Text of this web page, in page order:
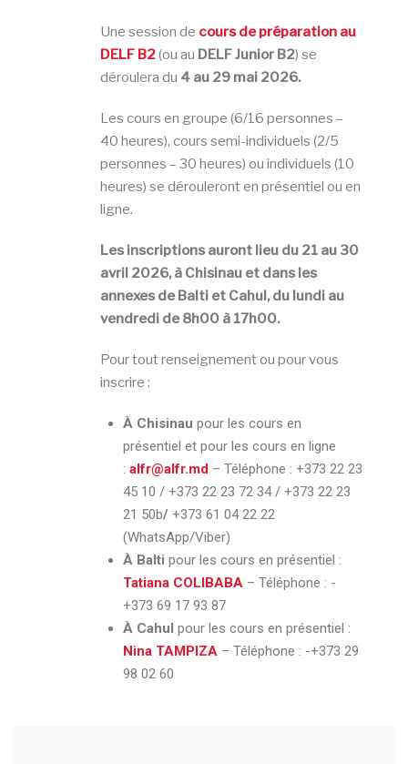
Une session de cours de préparation au
DELF B2(ou au DELF Junior B2) se
déroulera du 4 au 29 mai 2026.
Les cours en groupe (6/16 personnes –
40 heures), cours semi-individuels (2/5
personnes – 30 heures) ou individuels (10
heures) se dérouleront en présentiel ou en
ligne.
Les inscriptions auront lieu du 21 au 30
avril 2026, à Chisinau et dans les
annexes de Balti et Cahul, du lundi au
vendredi de 8h00 à 17h00.
Pour tout renseignement ou pour vous
inscrire :
À Chisinau pour les cours en
présentiel et pour les cours en ligne
: alfr@alfr.md – Téléphone : +373 22 23
45 10 / +373 22 23 72 34 / +373 22 23
21 50b/ +373 61 04 22 22
(WhatsApp/Viber)
À Balti pour les cours en présentiel :
Tatiana COLIBABA – Téléphone : -
+373 69 17 93 87
À Cahul pour les cours en présentiel :
Nina TAMPIZA – Téléphone : -+373 29
98 02 60